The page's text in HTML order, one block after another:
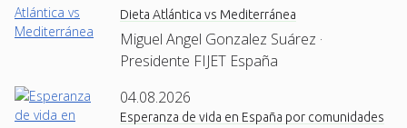
Dieta Atlántica vs Mediterránea
Miguel Angel Gonzalez Suárez ·
Presidente FIJET España
04.08.2026
Esperanza de vida en España por comunidades